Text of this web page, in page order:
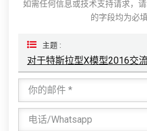
如需任何信息或技术支持请求，
的字段均为必填
主题 :
对于特斯拉型X模型2016交